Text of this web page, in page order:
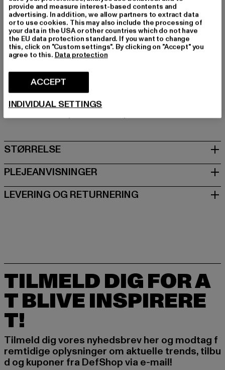
Skær: Regular
Mærke: Lonsdale London
Kategori: Poloshirts
Farve: schwarz
Producentens farve: black/white
Art.nr: LL117546-00826
Producent: Punch GmbH |
STØRRELSE
PLEJEANVISNINGER
LEVERING OG RETURNERING
TILMELD DIG FOR A
T BLIVE INSPIRERE
T!
Tilmeld dig vores nyhedsbrev her og modtag f
remtidige oplysninger om aktuelle trends, tilbu
d og kuponer fra DefShop via e-mail!
provide and measure interest-based contents and
advertising. In addition, we allow partners to extract data
or to use cookies. This may also include the processing of
your data in the USA or other countries which do not have
the EU data protection standard. If you want to change
this, click on "Custom settings". By clicking on "Accept" you
agree to this. Data protection
ACCEPT
INDIVIDUAL SETTINGS